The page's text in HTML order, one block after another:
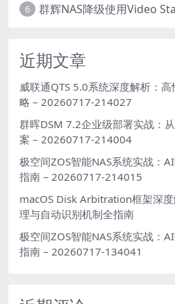
6
近期文章
威联通QTS 5.0系统深度解析：
略 – 20260717-214027
群晖DSM 7.2企业级部署实战：
案 – 20260717-214004
极空间ZOS智能NAS系统实战：
指南 – 20260717-214015
macOS Disk Arbitration框架深
理与自动识别机制全指南
极空间ZOS智能NAS系统实战：
指南 – 20260717-134041